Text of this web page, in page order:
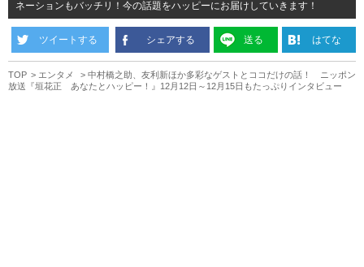
ネーションもバッチリ！今の話題をハッピーにお届けしていきます！
ツイートする シェアする 送る はてな
TOP エンタメ
中村橋之助、友利新ほか多彩なゲストとココだけの話！ ニッポン
放送『垣花正 あなたとハッピー！』12月12日～12月15日もたっぷりインタビュー